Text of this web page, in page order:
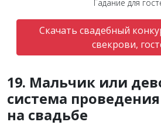
Гадание для
Скачать свадебный
свекрови,
19. Мальчик или
система
на свадьбе